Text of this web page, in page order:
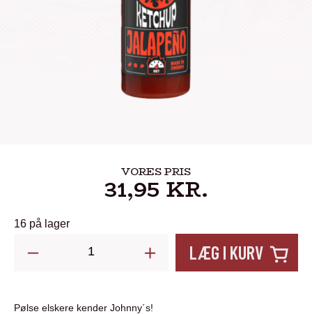
VORES PRIS
31,95 KR.
16 på lager
LÆG I KURV
Pølse elskere kender Johnny´s!